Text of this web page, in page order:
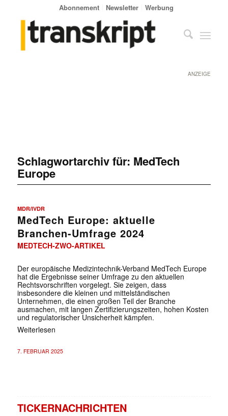
Abonnement Newsletter Werbung
ANZEIGE
Schlagwortarchiv für: MedTech
Europe
MDR/IVDR
MedTech Europe: aktuelle
Branchen-Umfrage 2024
MEDTECH-ZWO-ARTIKEL
Der europäische Medizintechnik-Verband MedTech Europe
hat die Ergebnisse seiner Umfrage zu den aktuellen
Rechtsvorschriften vorgelegt. Sie zeigen, dass
insbesondere die kleinen und mittelständischen
Unternehmen, die einen großen Teil der Branche
ausmachen, mit langen Zertifizierungszeiten, hohen Kosten
und regulatorischer Unsicherheit kämpfen.
Weiterlesen
7. FEBRUAR 2025
TICKERNACHRICHTEN